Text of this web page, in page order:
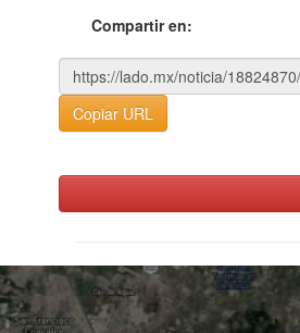
Compartir en:
Copiar URL